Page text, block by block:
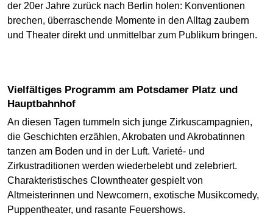
der 20er Jahre zurück nach Berlin holen: Konventionen
brechen, überraschende Momente in den Alltag zaubern
und Theater direkt und unmittelbar zum Publikum bringen.
Vielfältiges Programm am Potsdamer Platz und
Hauptbahnhof
An diesen Tagen tummeln sich junge Zirkuscampagnien,
die Geschichten erzählen, Akrobaten und Akrobatinnen
tanzen am Boden und in der Luft. Varieté- und
Zirkustraditionen werden wiederbelebt und zelebriert.
Charakteristisches Clowntheater gespielt von
Altmeisterinnen und Newcomern, exotische Musikcomedy,
Puppentheater, und rasante Feuershows.